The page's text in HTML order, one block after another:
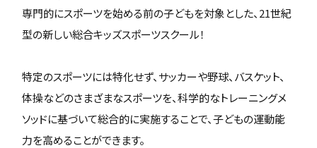
専門的にスポーツを始める前の子どもを対象とした、21世紀
型の新しい総合キッズスポーツスクール！
特定のスポーツには特化せず、サッカーや野球、バスケット、
体操などのさまざまなスポーツを、科学的なトレーニングメ
ソッドに基づいて総合的に実施することで、子どもの運動能
力を高めることができます。